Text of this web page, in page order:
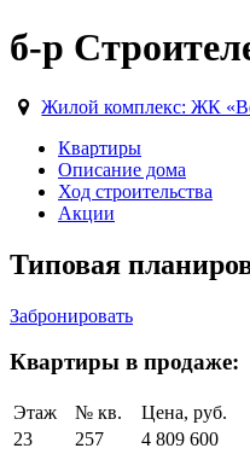
б-р
Жилой комплекс: ЖК
Квартиры
Описание дома
Ход строительства
Акции
Типовая
Забронировать
Квартиры в продаже:
Этаж № кв.
Цена, руб.
23
257
4 809 600